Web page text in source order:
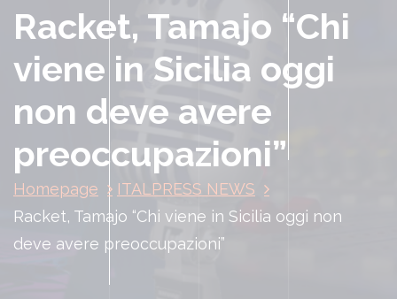
Racket, Tamajo “Chi
viene in Sicilia oggi
non deve avere
preoccupazioni”
Homepage
ITALPRESS NEWS
Racket, Tamajo “Chi viene in Sicilia oggi non
deve avere preoccupazioni”